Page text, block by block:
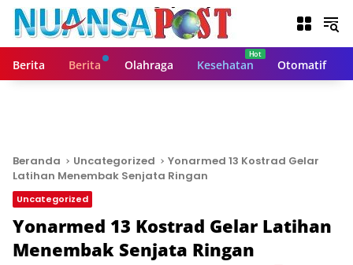
Berita Berita Olahraga Kesehatan Otomatif
Beranda Uncategorized
Yonarmed 13 Kostrad Gelar
Latihan Menembak Senjata Ringan
Uncategorized
Yonarmed 13 Kostrad Gelar Latihan
Menembak Senjata Ringan